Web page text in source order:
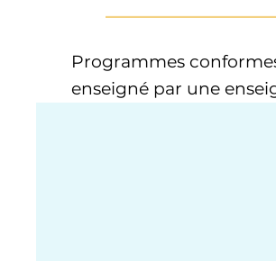
Programmes
enseigné par une